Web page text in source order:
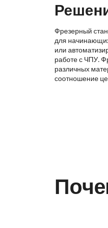
Фрезерный
для
или
работе с ЧПУ.
различных
соотношение